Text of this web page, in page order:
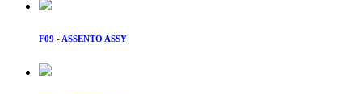
F09 - ASSENTO ASSY